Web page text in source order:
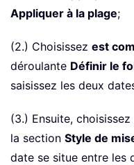
Appliquer à la plage;
(2.) Choisissez est
déroulante Définir le
saisissez les deux
(3.) Ensuite,
la section Style de
date se situe entre les